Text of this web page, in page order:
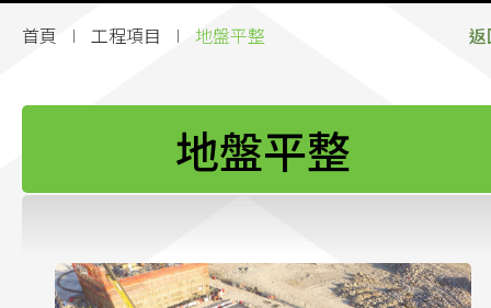
首頁 工程項目 地盤平整 返
地盤平整
企業社會責任
加入萬景
聯絡我們